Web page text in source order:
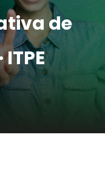
de